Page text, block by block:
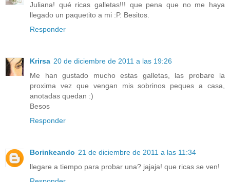
Juliana! qué ricas galletas!!! que pena que no me haya
llegado un paquetito a mi :P. Besitos.
Responder
Krirsa 20 de diciembre de 2011 a las 19:26
Me han gustado mucho estas galletas, las probare la
proxima vez que vengan mis sobrinos peques a casa,
anotadas quedan :)
Besos
Responder
Borinkeando 21 de diciembre de 2011 a las 11:34
llegare a tiempo para probar una? jajaja! que ricas se ven!